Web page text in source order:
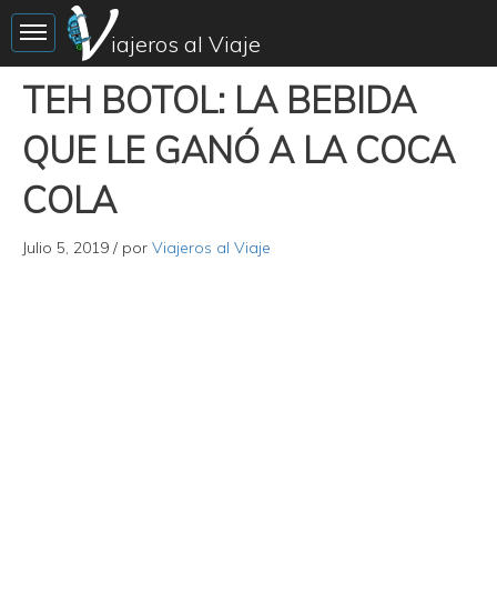
Toggle sidebar
iajeros al Viaje
TEH BOTOL: LA BEBIDA
QUE LE GANÓ A LA COCA
COLA
Julio 5, 2019 / por Viajeros al Viaje